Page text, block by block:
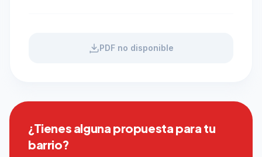
PDF no disponible
¿Tienes alguna propuesta para tu
barrio?